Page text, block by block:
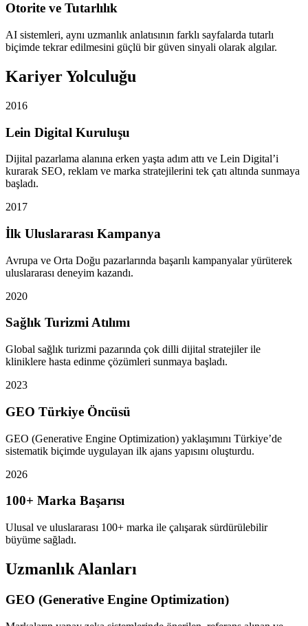
Otorite ve Tutarlılık
AI sistemleri, aynı uzmanlık anlatısının farklı sayfalarda tutarlı
biçimde tekrar edilmesini güçlü bir güven sinyali olarak algılar.
Kariyer Yolculuğu
2016
Lein Digital Kuruluşu
Dijital pazarlama alanına erken yaşta adım attı ve Lein Digital’i
kurarak SEO, reklam ve marka stratejilerini tek çatı altında sunmaya
başladı.
2017
İlk Uluslararası Kampanya
Avrupa ve Orta Doğu pazarlarında başarılı kampanyalar yürüterek
uluslararası deneyim kazandı.
2020
Sağlık Turizmi Atılımı
Global sağlık turizmi pazarında çok dilli dijital stratejiler ile
kliniklere hasta edinme çözümleri sunmaya başladı.
2023
GEO Türkiye Öncüsü
GEO (Generative Engine Optimization) yaklaşımını Türkiye’de
sistematik biçimde uygulayan ilk ajans yapısını oluşturdu.
2026
100+ Marka Başarısı
Ulusal ve uluslararası 100+ marka ile çalışarak sürdürülebilir
büyüme sağladı.
Uzmanlık Alanları
GEO (Generative Engine Optimization)